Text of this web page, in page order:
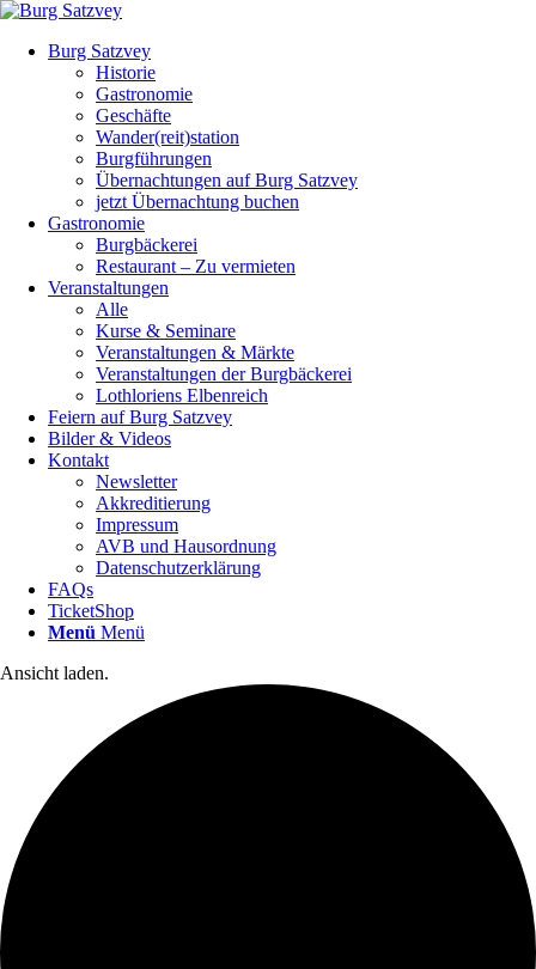
Burg Satzvey
Historie
Gastronomie
Geschäfte
Wander(reit)station
Burgführungen
Übernachtungen auf Burg Satzvey
jetzt Übernachtung buchen
Gastronomie
Burgbäckerei
Restaurant – Zu vermieten
Veranstaltungen
Alle
Kurse & Seminare
Veranstaltungen & Märkte
Veranstaltungen der Burgbäckerei
Lothloriens Elbenreich
Feiern auf Burg Satzvey
Bilder & Videos
Kontakt
Newsletter
Akkreditierung
Impressum
AVB und Hausordnung
Datenschutzerklärung
FAQs
TicketShop
Menü Menü
Ansicht laden.